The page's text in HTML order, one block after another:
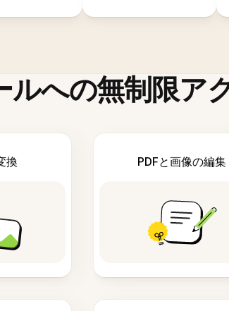
ルへの無制限ア
換 PDFと画像の編集